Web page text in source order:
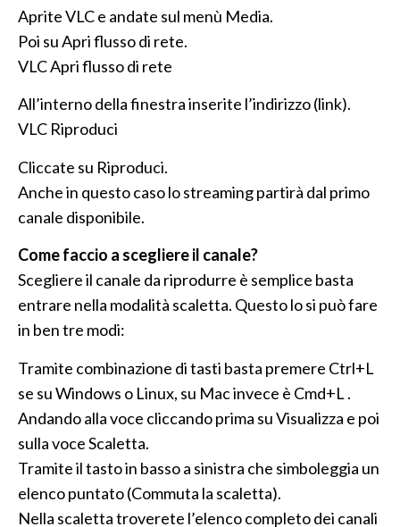
Aprite VLC e andate sul menù Media.
Poi su Apri flusso di rete.
VLC Apri flusso di rete
All’interno della finestra inserite l’indirizzo (link).
VLC Riproduci
Cliccate su Riproduci.
Anche in questo caso lo streaming partirà dal primo
canale disponibile.
Come faccio a scegliere il canale?
Scegliere il canale da riprodurre è semplice basta
entrare nella modalità scaletta. Questo lo si può fare
in ben tre modi:
Tramite combinazione di tasti basta premere Ctrl+L
se su Windows o Linux, su Mac invece è Cmd+L .
Andando alla voce cliccando prima su Visualizza e poi
sulla voce Scaletta.
Tramite il tasto in basso a sinistra che simboleggia un
elenco puntato (Commuta la scaletta).
Nella scaletta troverete l’elenco completo dei canali